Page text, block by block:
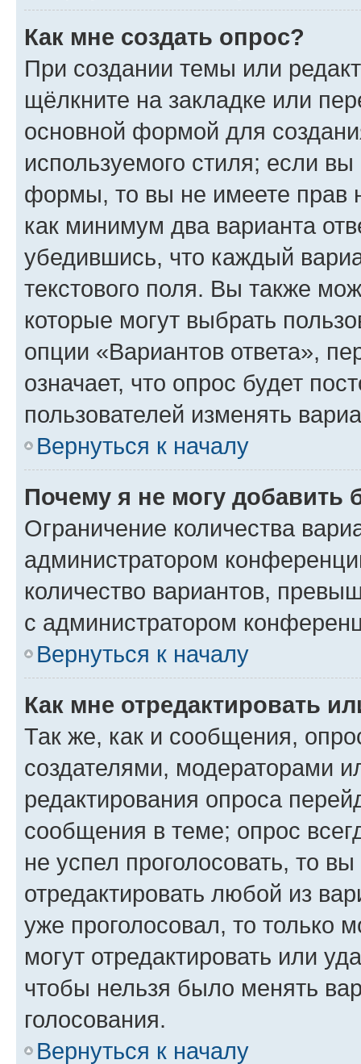
Как мне создать опрос?
При создании темы или
щёлкните на закладке или
основной формой для
используемого стиля; если
формы, то вы не имеете прав
как минимум два варианта
убедившись, что каждый
текстового поля. Вы также
которые могут выбрать
опции «Вариантов ответа»,
означает, что опрос будет
пользователей изменять
Вернуться к началу
Почему я не могу добавить
Ограничение количества
администратором
количество вариантов,
с администратором
Вернуться к началу
Как мне отредактировать
Так же, как и сообщения,
создателями, модераторами
редактирования опроса
сообщения в теме; опрос
не успел проголосовать, то
отредактировать любой из
уже проголосовал, то только
могут отредактировать или
чтобы нельзя было менять
голосования.
Вернуться к началу